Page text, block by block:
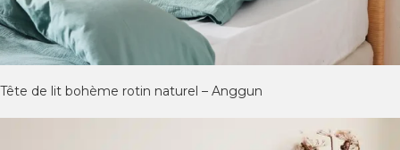
Tête de lit bohème rotin naturel – Anggun